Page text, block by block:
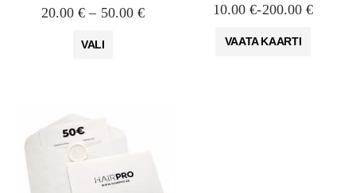
20.00€ – 50.00€Hinnavahemik:
VALI
10.00€-200.00€
VAATA KAARTI